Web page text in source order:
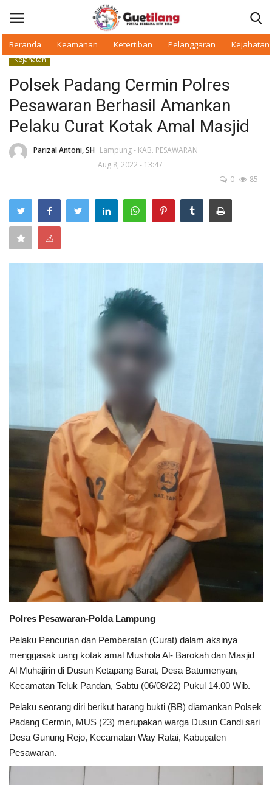
Beranda Keamanan Ketertiban Pelanggaran Kejahatan
Beranda
Warkop Digital
Pelanggaran
Ketertiban
Pekerja Migran Indonesia
Ekonomi
Pendidikan
Informasi Journalism
Olahraga
Kesehatan
Layanan Publik
Perempuan/Anak
Kejahatan
Polsek Padang Cermin Polres
Pesawaran Berhasil Amankan
Pelaku Curat Kotak Amal Masjid
Parizal Antoni, SH Lampung - KAB. PESAWARAN
Aug 8, 2022 - 13:47
0
85
⚠
Polres Pesawaran-Polda Lampung
Pelaku Pencurian dan Pemberatan (Curat) dalam aksinya
menggasak uang kotak amal Mushola Al- Barokah dan Masjid
Al Muhajirin di Dusun Ketapang Barat, Desa Batumenyan,
Kecamatan Teluk Pandan, Sabtu (06/08/22) Pukul 14.00 Wib.
Pelaku seorang diri berikut barang bukti (BB) diamankan Polsek
Padang Cermin, MUS (23) merupakan warga Dusun Candi sari
Desa Gunung Rejo, Kecamatan Way Ratai, Kabupaten
Pesawaran.